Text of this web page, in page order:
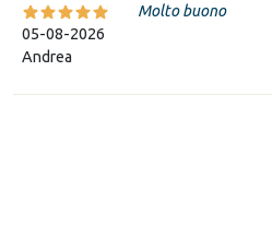
05-08-2026
Andrea
Molto buono